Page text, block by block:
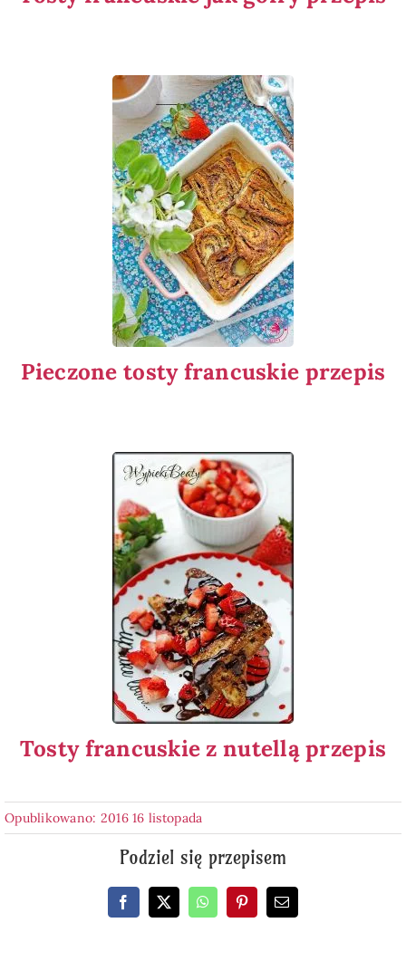
Pieczone tosty francuskie przepis
Tosty francuskie z nutellą przepis
Opublikowano: 2016 16 listopada
Podziel się przepisem